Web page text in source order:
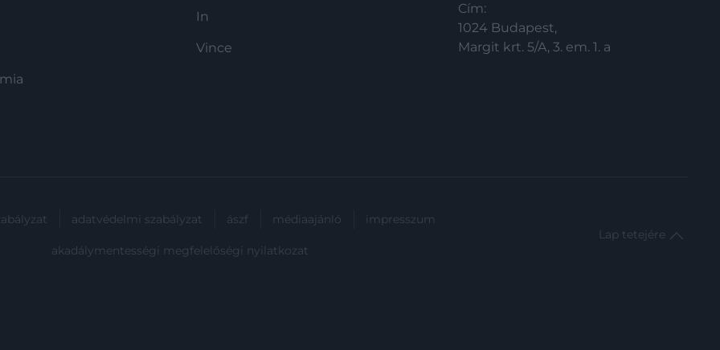
In
Vince
Cím:
1024 Budapest,
Margit krt. 5/A, 3. em. 1. a
adatvédelmi szabályzat ászf médiaajánló impresszum
akadálymentességi megfelelőségi nyilatkozat
Lap tetejére